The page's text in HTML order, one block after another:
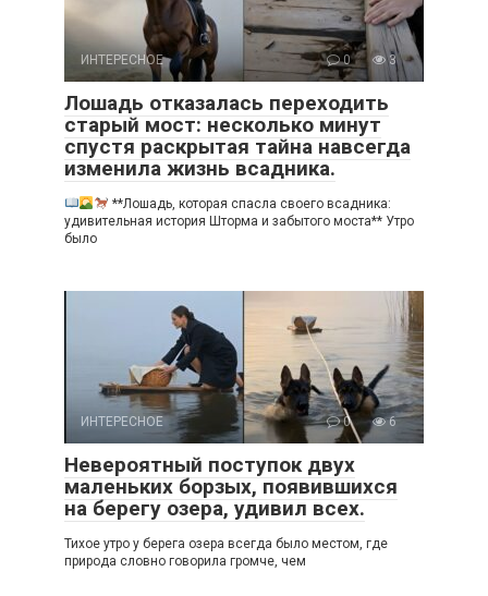
ИНТЕРЕСНОЕ 0 3
Лошадь отказалась переходить
старый мост: несколько минут
спустя раскрытая тайна навсегда
изменила жизнь всадника.
**Лошадь, которая спасла своего всадника:
удивительная история Шторма и забытого моста** Утро
было
ИНТЕРЕСНОЕ 0 6
Невероятный поступок двух
маленьких борзых, появившихся
на берегу озера, удивил всех.
Тихое утро у берега озера всегда было местом, где
природа словно говорила громче, чем